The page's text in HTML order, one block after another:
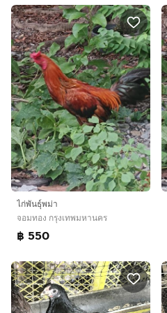
ไก่พันธุ์พม่า
จอมทอง กรุงเทพมหานคร
฿ 550